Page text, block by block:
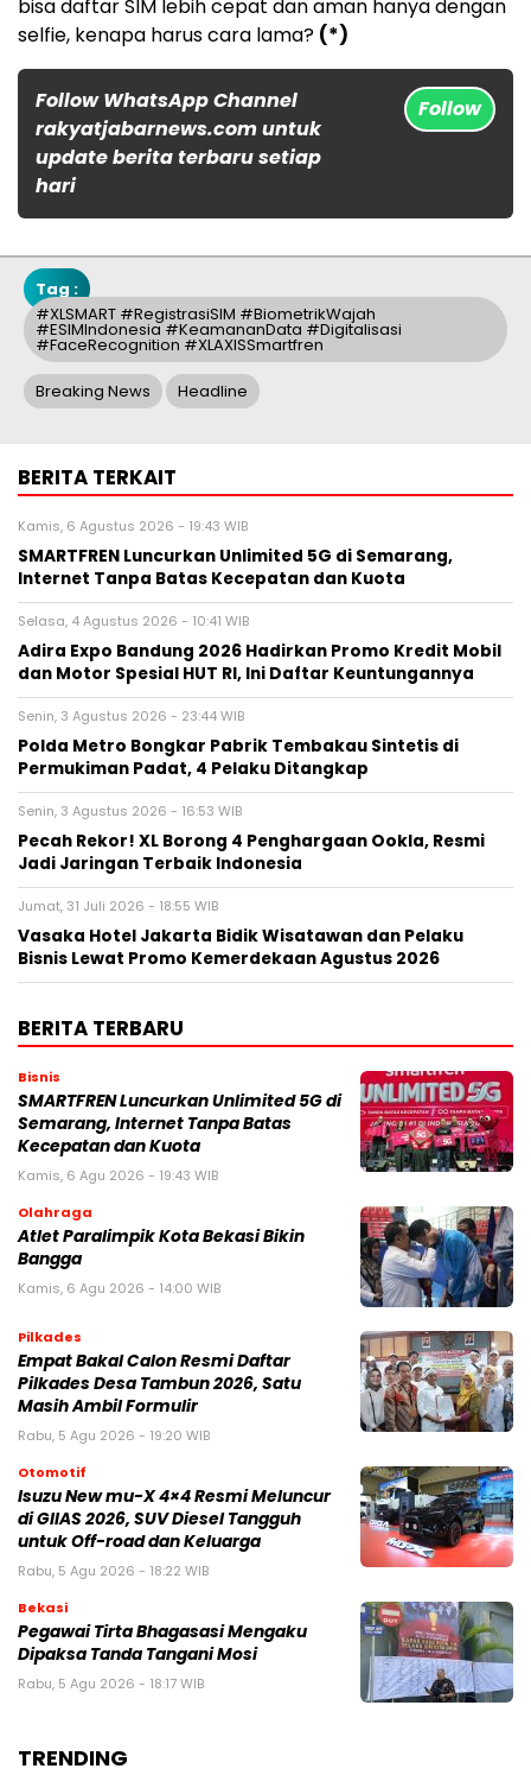
bisa daftar SIM lebih cepat dan aman hanya dengan
selfie, kenapa harus cara lama? (*)
Follow WhatsApp Channel
rakyatjabarnews.com untuk
update berita terbaru setiap
hari
Follow
Tag :
#XLSMART #RegistrasiSIM #BiometrikWajah
#eSIMIndonesia #KeamananData #Digitalisasi
#FaceRecognition #XLAXISSmartfren
Breaking News Headline
BERITA TERKAIT
Kamis, 6 Agustus 2026 - 19:43 WIB
SMARTFREN Luncurkan Unlimited 5G di Semarang,
Internet Tanpa Batas Kecepatan dan Kuota
Selasa, 4 Agustus 2026 - 10:41 WIB
Adira Expo Bandung 2026 Hadirkan Promo Kredit Mobil
dan Motor Spesial HUT RI, Ini Daftar Keuntungannya
Senin, 3 Agustus 2026 - 23:44 WIB
Polda Metro Bongkar Pabrik Tembakau Sintetis di
Permukiman Padat, 4 Pelaku Ditangkap
Senin, 3 Agustus 2026 - 16:53 WIB
Pecah Rekor! XL Borong 4 Penghargaan Ookla, Resmi
Jadi Jaringan Terbaik Indonesia
Jumat, 31 Juli 2026 - 18:55 WIB
Vasaka Hotel Jakarta Bidik Wisatawan dan Pelaku
Bisnis Lewat Promo Kemerdekaan Agustus 2026
BERITA TERBARU
Bisnis
SMARTFREN Luncurkan Unlimited 5G di
Semarang, Internet Tanpa Batas
Kecepatan dan Kuota
Kamis, 6 Agu 2026 - 19:43 WIB
Olahraga
Atlet Paralimpik Kota Bekasi Bikin
Bangga
Kamis, 6 Agu 2026 - 14:00 WIB
Pilkades
Empat Bakal Calon Resmi Daftar
Pilkades Desa Tambun 2026, Satu
Masih Ambil Formulir
Rabu, 5 Agu 2026 - 19:20 WIB
Otomotif
Isuzu New mu-X 4×4 Resmi Meluncur
di GIIAS 2026, SUV Diesel Tangguh
untuk Off-road dan Keluarga
Rabu, 5 Agu 2026 - 18:22 WIB
Bekasi
Pegawai Tirta Bhagasasi Mengaku
Dipaksa Tanda Tangani Mosi
Rabu, 5 Agu 2026 - 18:17 WIB
TRENDING